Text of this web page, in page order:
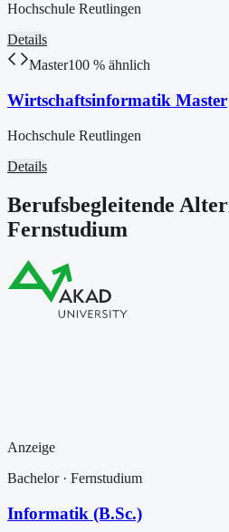
Hochschule Reutlingen
Details
Master100 % ähnlich
Wirtschaftsinformatik Master
Hochschule Reutlingen
Details
Berufsbegleitende
Fernstudium
Anzeige
Bachelor· Fernstudium
Informatik (B.Sc.)